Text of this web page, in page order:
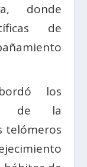
donde
de
los
de la
telómeros